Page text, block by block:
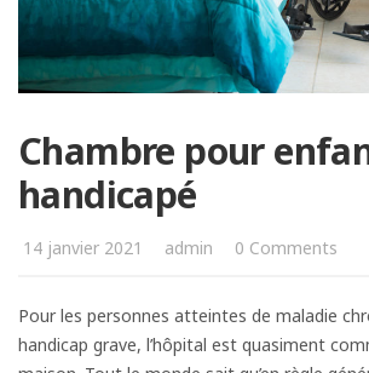
Chambre pour
handicapé
14 janvier 2021 admin 0 Comments
Pour les personnes atteintes de maladie
handicap grave, l’hôpital est quasiment